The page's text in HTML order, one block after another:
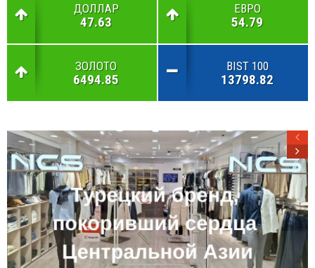
ДОЛЛАР
47.63
ЕВРО
54.79
ЗОЛОТО
6494.85
BIST 100
13798.82